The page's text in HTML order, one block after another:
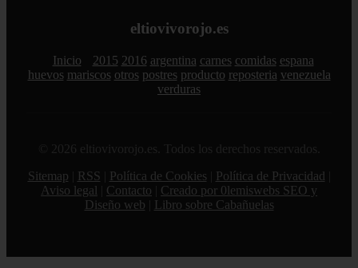
eltiovivorojo.es
Inicio 2015 2016 argentina carnes comidas espana
huevos mariscos otros postres producto reposteria venezuela
verduras
© 2026 eltiovivorojo.es. Todos los derechos reservados.
Sitemap
RSS Política de Cookies Política de Privacidad
Aviso legal
Contacto
Creado por 0lemiswebs SEO y
Diseño web
Libro sobre Cabañuelas